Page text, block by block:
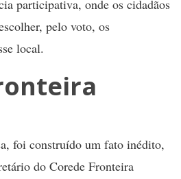
participativa, onde os cidadãos
pelo voto, os
local.
foi construído um fato inédito,
do Corede Fronteira